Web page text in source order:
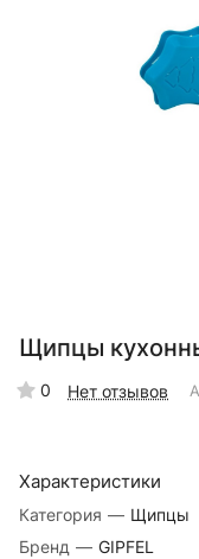
Щипцы
0 Нет отзывов
Характеристики
Категория — Щипцы
Бренд — GIPFEL